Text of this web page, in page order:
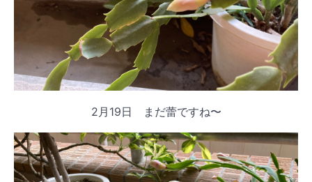
2月19日 まだ蕾ですね〜